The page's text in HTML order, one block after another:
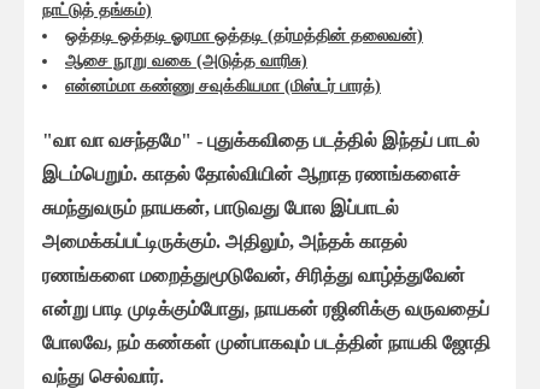
நாட்டுத் தங்கம்)
ஒத்தடி ஒத்தடி ஓரமா ஒத்தடி (தர்மத்தின் தலைவன்)
ஆசை நூறு வகை (அடுத்த வாரிசு)
என்னம்மா கண்ணு சவுக்கியமா (மிஸ்டர் பாரத்)
"வா வா வசந்தமே" - புதுக்கவிதை படத்தில் இந்தப் பாடல்
இடம்பெறும். காதல் தோல்வியின் ஆறாத ரணங்களைச்
சுமந்துவரும் நாயகன், பாடுவது போல இப்பாடல்
அமைக்கப்பட்டிருக்கும். அதிலும், அந்தக் காதல்
ரணங்களை மறைத்துமூடுவேன், சிரித்து வாழ்த்துவேன்
என்று பாடி முடிக்கும்போது, நாயகன் ரஜினிக்கு வருவதைப்
போலவே, நம் கண்கள் முன்பாகவும் படத்தின் நாயகி ஜோதி
வந்து செல்வார்.